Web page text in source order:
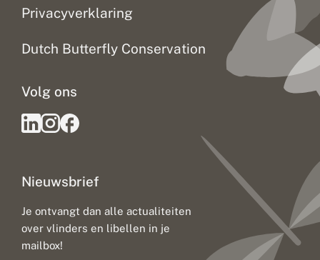
Privacyverklaring
Dutch Butterfly Conservation
Nieuwsbrief
Je ontvangt dan alle actualiteiten
over vlinders en libellen in je
mailbox!
Volg ons